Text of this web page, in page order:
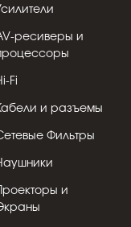
ресиверы и
Fi
и разъемы
Фильтры
Проекторы и